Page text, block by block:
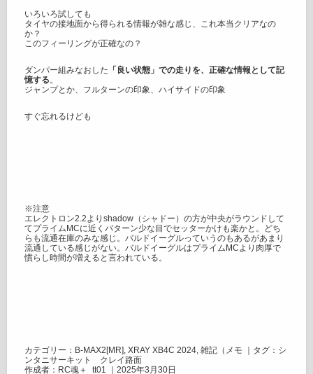
いろいろ試しても
タイヤの接地面から得られる情報が雑な感じ、これ本当クリアなの
か？
このフィーリングが正確なの？
ダンパー組みなおした 「良い状態」での走りを、正確な情報として記
憶する。
ジャンプとか、フルターンの印象、ハイサイドの印象
すぐ忘れるけども
※注意
エレクトロン2.2よりshadow（シャドー）の方が中央がラウンドして
てプライムMCに近くパターン少な目でセッターかけも楽かと。どち
らも流通在庫のみな感じ。バルドイーグルっていうのもあるがあまり
流通している感じがない。バルドイーグルはプライムMCより肉厚で
慣らし時間が増えると言われている。
カテゴリー： B-MAX2[MR], XRAY XB4C 2024, 雑記（メモ ｜タグ： シ
ンタニサーキット クレイ路面
作成者：RC魂＋_tt01 ｜2025年3月30日